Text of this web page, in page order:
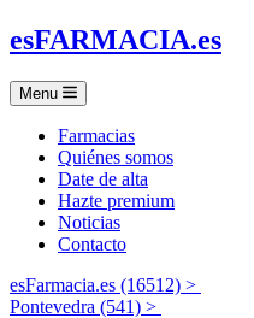
esFARMACIA.es
Menu
Farmacias
Quiénes somos
Date de alta
Hazte premium
Noticias
Contacto
esFarmacia.es (16512) >
Pontevedra (541) >